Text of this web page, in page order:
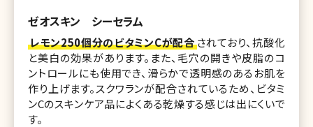
ゼオスキン シーセラム
レモン250個分のビタミンCが配合されており、抗酸化
と美白の効果があります。また、毛穴の開きや皮脂のコ
ントロールにも使用でき、滑らかで透明感のあるお肌を
作り上げます。スクワランが配合されているため、ビタミ
ンCのスキンケア品によくある乾燥する感じは出にくいで
す。